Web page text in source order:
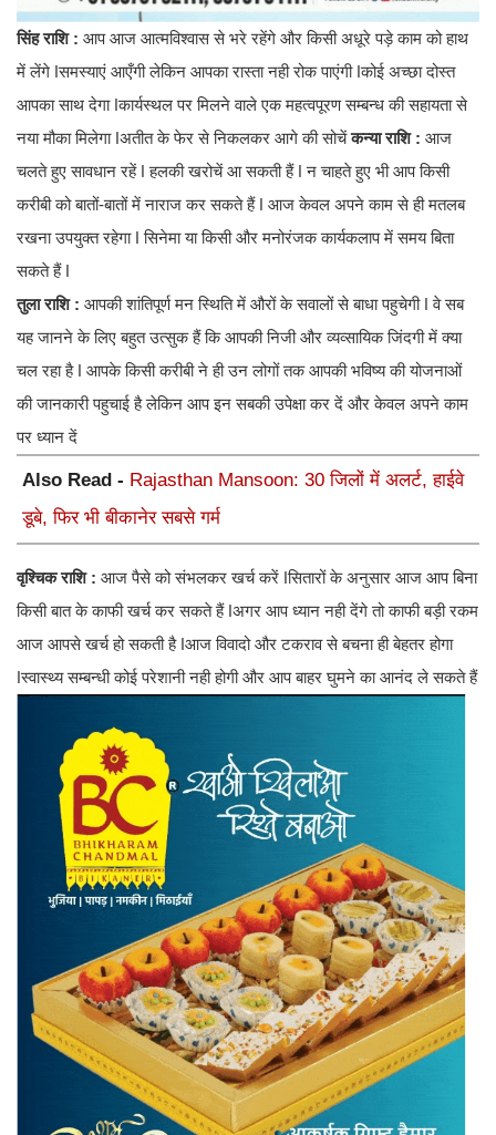
सिंह राशि : आप आज आत्मविश्वास से भरे रहेंगे और किसी अधूरे पड़े काम को हाथ
में लेंगे ǀसमस्याएं आएँगी लेकिन आपका रास्ता नही रोक पाएंगी ǀकोई अच्छा दोस्त
आपका साथ देगा ǀकार्यस्थल पर मिलने वाले एक महत्वपूरण सम्बन्ध की सहायता से
नया मौका मिलेगा ǀअतीत के फेर से निकलकर आगे की सोचेंकन्या राशि : आज
चलते हुए सावधान रहें ǀ हलकी खरोचें आ सकती हैं ǀ न चाहते हुए भी आप किसी
करीबी को बातों-बातों में नाराज कर सकते हैं ǀ आज केवल अपने काम से ही मतलब
रखना उपयुक्त रहेगा ǀ सिनेमा या किसी और मनोरंजक कार्यकलाप में समय बिता
सकते हैं ǀ
तुला राशि : आपकी शांतिपूर्ण मन स्थिति में औरों के सवालों से बाधा पहुचेगी ǀ वे सब
यह जानने के लिए बहुत उत्सुक हैं कि आपकी निजी और व्यव्सायिक जिंदगी में क्या
चल रहा है ǀ आपके किसी करीबी ने ही उन लोगों तक आपकी भविष्य की योजनाओं
की जानकारी पहुचाई है लेकिन आप इन सबकी उपेक्षा कर दें और केवल अपने काम
पर ध्यान दें
Also Read - Rajasthan Mansoon: 30 जिलों में अलर्ट, हाईवे
डूबे, फिर भी बीकानेर सबसे गर्म
वृश्चिक राशि : आज पैसे को संभलकर खर्च करें ǀसितारों के अनुसार आज आप बिना
किसी बात के काफी खर्च कर सकते हैं ǀअगर आप ध्यान नही देंगे तो काफी बड़ी रकम
आज आपसे खर्च हो सकती है ǀआज विवादो और टकराव से बचना ही बेहतर होगा
ǀस्वास्थ्य सम्बन्धी कोई परेशानी नही होगी और आप बाहर घुमने का आनंद ले सकते हैं